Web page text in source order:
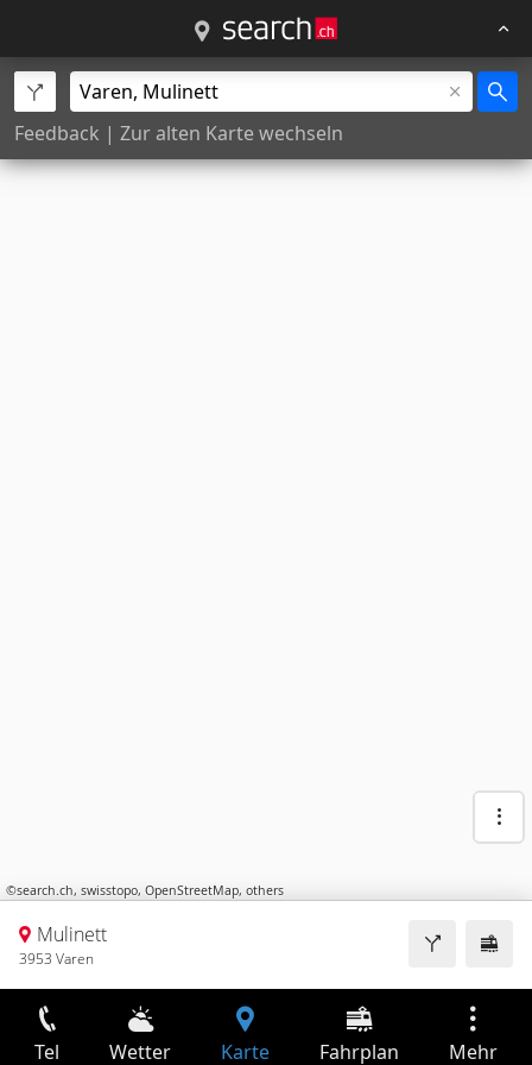
Feedback | Zur alten Karte wechseln
©search.ch, swisstopo, OpenStreetMap, others
Mulinett
3953 Varen
Tel Wetter Karte Fahrplan Mehr